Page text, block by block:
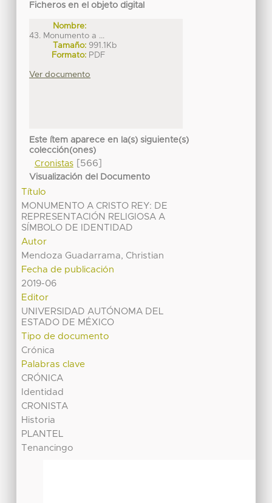
Ficheros en el objeto digital
Nombre:
43. Monumento a ...
Tamaño: 991.1Kb
Formato: PDF
Ver documento
Este ítem aparece en la(s) siguiente(s)
colección(ones)
Cronistas[566]
Visualización del Documento
Título
MONUMENTO A CRISTO REY: DE
REPRESENTACIÓN RELIGIOSA A
SÍMBOLO DE IDENTIDAD
Autor
Mendoza Guadarrama, Christian
Fecha de publicación
2019-06
Editor
UNIVERSIDAD AUTÓNOMA DEL
ESTADO DE MÉXICO
Tipo de documento
Crónica
Palabras clave
CRÓNICA
Identidad
CRONISTA
Historia
PLANTEL
Tenancingo